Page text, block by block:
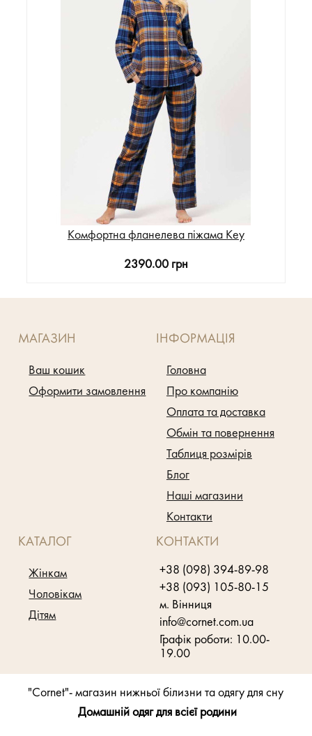
Комфортна фланелева піжама Key
2390.00 грн
МАГАЗИН
Ваш кошик
Оформити замовлення
ІНФОРМАЦІЯ
Головна
Про компанію
Оплата та доставка
Обмін та повернення
Таблиця розмірів
Блог
Наші магазини
Контакти
КАТАЛОГ
Жінкам
Чоловікам
Дітям
КОНТАКТИ
+38 (098) 394-89-98
+38 (093) 105-80-15
м. Вінниця
info@cornet.com.ua
Графік роботи: 10.00-
19.00
"Cornet"- магазин нижньої білизни та одягу для сну
Домашній одяг для всієї родини